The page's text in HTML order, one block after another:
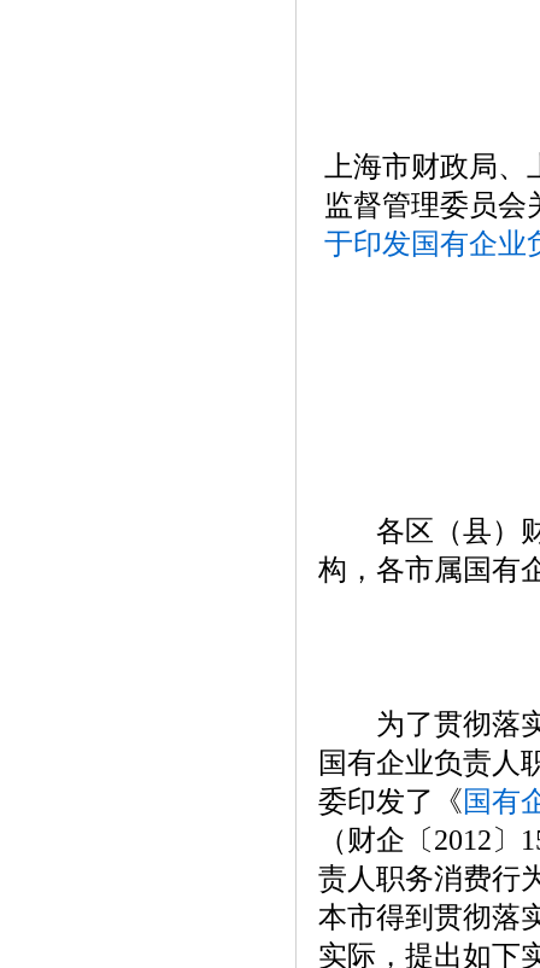
上海市财政局
监督管理委员会
于印发国有企业
各区（县）财
构，各市属国有
为了贯彻落实
国有企业负责人
委印发了《国有
（财企〔2012
责人职务消费行
本市得到贯彻落
实际，提出如下